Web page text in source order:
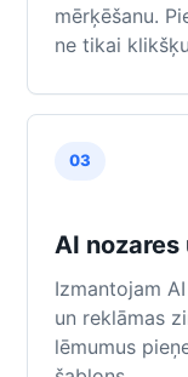
mērķēšanu.
ne tikai
03
AI
Izmantojam
un reklāmas
lēmumus